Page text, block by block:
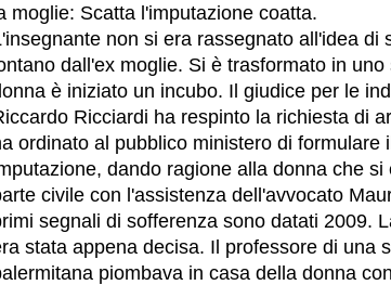
moglie: Scatta l'imputazione coatta.
non si era rassegnato all'idea di
dall'ex moglie. Si è trasformato in
è iniziato un incubo. Il giudice per le
Ricciardi ha respinto la richiesta di
ordinato al pubblico ministero di formulare
dando ragione alla donna che si
civile con l'assistenza dell'avvocato
segnali di sofferenza sono datati 2009.
stata appena decisa. Il professore di una
piombava in casa della donna